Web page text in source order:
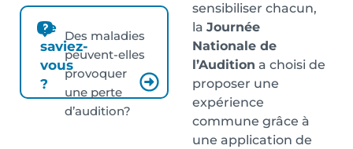
Le
saviez-
vous
?
Des maladies
peuvent-elles
provoquer
une perte
d’audition?
sensibiliser chacun,
la Journée
Nationale de
l’Audition a choisi de
proposer une
expérience
commune grâce à
une application de